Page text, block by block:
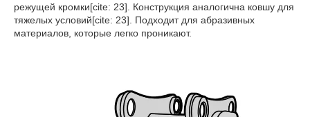
режущей кромки[cite: 23]. Конструкция аналогична ковшу для
тяжелых условий[cite: 23]. Подходит для абразивных
материалов, которые легко проникают.